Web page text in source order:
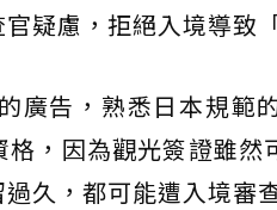
疑慮，拒絕入境導致
廣告，熟悉日本規範
，因為觀光簽證雖然
久，都可能遭入境審